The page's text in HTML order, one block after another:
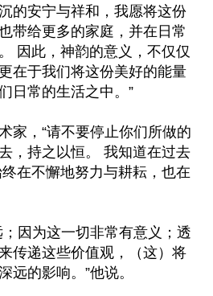
的安宁与祥和，我愿将这份
带给更多的家庭，并在日常
因此，神韵的意义，不仅仅
在于我们将这份美好的能量
日常的生活之中。”
家，“请不要停止你们所做的
，持之以恒。 我知道在过去
在不懈地努力与耕耘，也在
因为这一切非常有意义；透
传递这些价值观，（这）将
远的影响。”他说。